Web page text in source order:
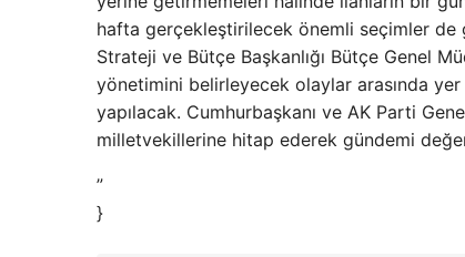
hafta gerçekleştirilecek önemli seçimler de
Strateji ve Bütçe Başkanlığı Bütçe Genel
yönetimini belirleyecek olaylar arasında
yapılacak. Cumhurbaşkanı ve AK Parti
milletvekillerine hitap ederek gündemi
”
}